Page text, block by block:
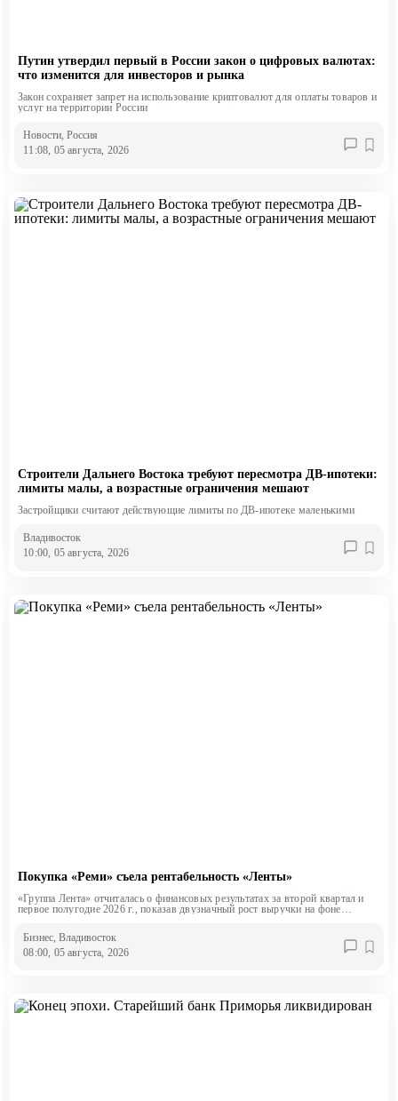
Путин утвердил первый в России закон о цифровых валютах:
что изменится для инвесторов и рынка
Закон сохраняет запрет на использование криптовалют для оплаты товаров и
услуг на территории России
Новости, Россия
11:08, 05 августа, 2026
Строители Дальнего Востока требуют пересмотра ДВ-ипотеки:
лимиты малы, а возрастные ограничения мешают
Застройщики считают действующие лимиты по ДВ-ипотеке маленькими
Владивосток
10:00, 05 августа, 2026
Покупка «Реми» съела рентабельность «Ленты»
«Группа Лента» отчиталась о финансовых результатах за второй квартал и
первое полугодие 2026 г., показав двузначный рост выручки на фоне
Бизнес , Владивосток
08:00, 05 августа, 2026